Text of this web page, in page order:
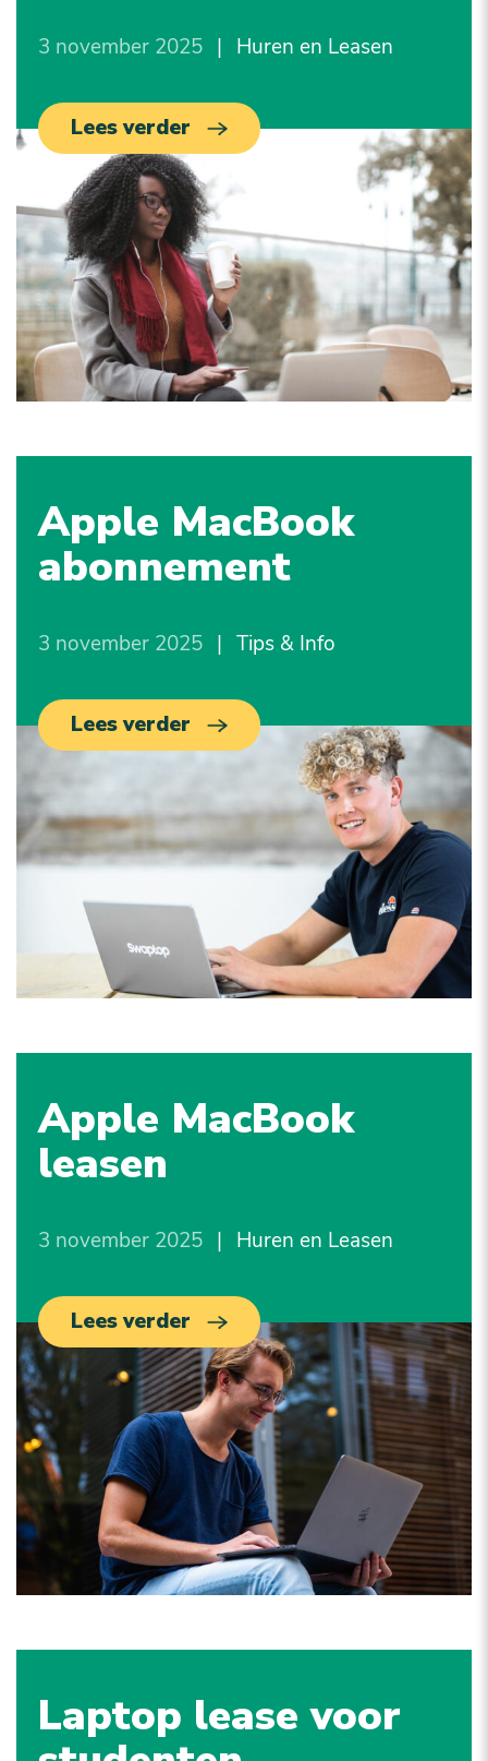
3 november 2025 | Huren en Leasen
Lees verder
Apple MacBook
abonnement
3 november 2025 | Tips & Info
Lees verder
Apple MacBook
leasen
3 november 2025 | Huren en Leasen
Lees verder
Laptop lease voor